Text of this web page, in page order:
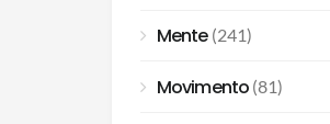
Mente(241)
Movimento (81)